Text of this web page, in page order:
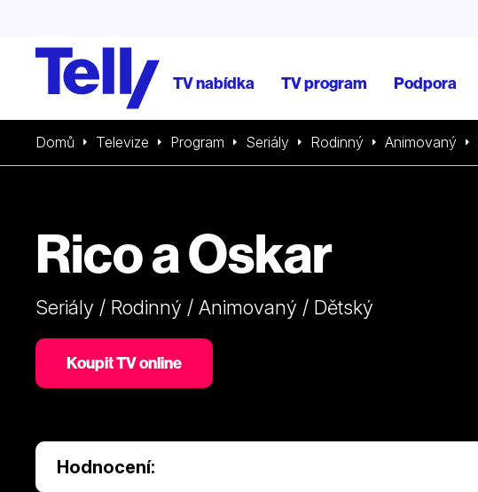
TV nabídka TV program Podpora
Domů Televize Program Seriály Rodinný Animovaný
Rico a Oskar
Seriály / Rodinný / Animovaný / Dětský
Koupit TV online
Hodnocení: